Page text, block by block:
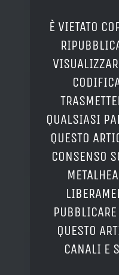
È VIETATO
QUALSIASI
QUESTO
CONSENSO
QUESTO
CANALI E